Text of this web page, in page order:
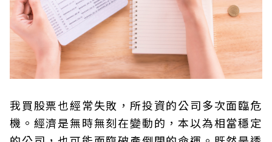
我買股票也經常失敗，所投資的公司多次面臨危
機。經濟是無時無刻在變動的，本以為相當穩定